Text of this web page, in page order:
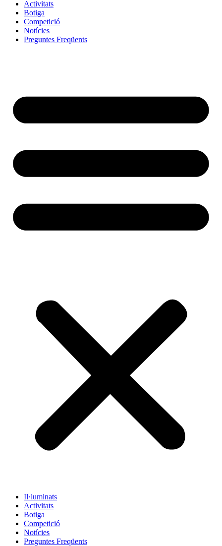
Activitats
Botiga
Competició
Notícies
Preguntes Freqüents
Il·luminats
Activitats
Botiga
Competició
Notícies
Preguntes Freqüents